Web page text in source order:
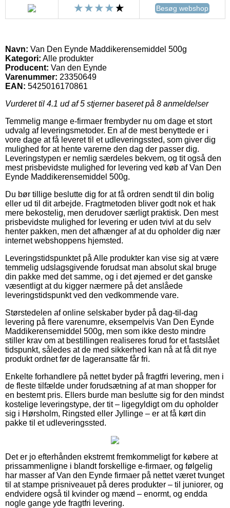
Besøg webshop
Navn: Van Den Eynde Maddikerensemiddel 500g
Kategori: Alle produkter
Producent: Van den Eynde
Varenummer: 23350649
EAN: 5425016170861
Vurderet til 4.1 ud af 5 stjerner baseret på 8 anmeldelser
Temmelig mange e-firmaer frembyder nu om dage et stort
udvalg af leveringsmetoder. En af de mest benyttede er i
vore dage at få leveret til et udleveringssted, som giver dig
mulighed for at hente varerne den dag der passer dig.
Leveringstypen er nemlig særdeles bekvem, og tit også den
mest prisbevidste mulighed for levering ved køb af Van Den
Eynde Maddikerensemiddel 500g.
Du bør tillige beslutte dig for at få ordren sendt til din bolig
eller ud til dit arbejde. Fragtmetoden bliver godt nok et hak
mere bekostelig, men derudover særligt praktisk. Den mest
prisbevidste mulighed for levering er uden tvivl at du selv
henter pakken, men det afhænger af at du opholder dig nær
internet webshoppens hjemsted.
Leveringstidspunktet på Alle produkter kan vise sig at være
temmelig udslagsgivende forudsat man absolut skal bruge
din pakke med det samme, og i det øjemed er det ganske
væsentligt at du kigger nærmere på det anslåede
leveringstidspunkt ved den vedkommende vare.
Størstedelen af online selskaber byder på dag-til-dag
levering på flere varenumre, eksempelvis Van Den Eynde
Maddikerensemiddel 500g, men som ikke desto mindre
stiller krav om at bestillingen realiseres forud for et fastslået
tidspunkt, således at de med sikkerhed kan nå at få dit nye
produkt ordnet før de lageransatte får fri.
Enkelte forhandlere på nettet byder på fragtfri levering, men i
de fleste tilfælde under forudsætning af at man shopper for
en bestemt pris. Ellers burde man beslutte sig for den mindst
kostelige leveringstype, der tit – ligegyldigt om du opholder
sig i Hørsholm, Ringsted eller Jyllinge – er at få kørt din
pakke til et udleveringssted.
Det er jo efterhånden ekstremt fremkommeligt for købere at
prissammenligne i blandt forskellige e-firmaer, og følgelig
har masser af Van den Eynde firmaer på nettet været tvunget
til at stampe prisniveauet på deres produkter – til juniorer, og
endvidere også til kvinder og mænd – enormt, og endda
nogle gange yde fragtfri levering.